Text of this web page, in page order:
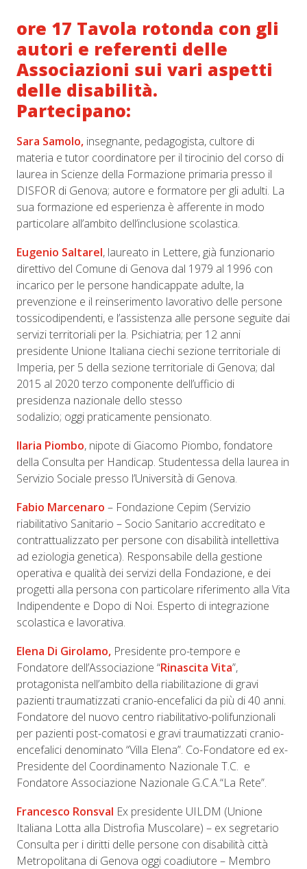
ore 17 Tavola rotonda con gli
autori e referenti delle
Associazioni sui vari aspetti
delle disabilità.
Partecipano:
Sara Samolo, insegnante, pedagogista, cultore di
materia e tutor coordinatore per il tirocinio del corso di
laurea in Scienze della Formazione primaria presso il
DISFOR di Genova; autore e formatore per gli adulti. La
sua formazione ed esperienza è afferente in modo
particolare all’ambito dell’inclusione scolastica.
Eugenio Saltarel, laureato in Lettere, già funzionario
direttivo del Comune di Genova dal 1979 al 1996 con
incarico per le persone handicappate adulte, la
prevenzione e il reinserimento lavorativo delle persone
tossicodipendenti, e l’assistenza alle persone seguite dai
servizi territoriali per la. Psichiatria; per 12 anni
presidente Unione Italiana ciechi sezione territoriale di
Imperia, per 5 della sezione territoriale di Genova; dal
2015 al 2020 terzo componente dell’ufficio di
presidenza nazionale dello stesso
sodalizio; oggi praticamente pensionato.
Ilaria Piombo, nipote di Giacomo Piombo, fondatore
della Consulta per Handicap. Studentessa della laurea in
Servizio Sociale presso l’Università di Genova.
Fabio Marcenaro – Fondazione Cepim (Servizio
riabilitativo Sanitario – Socio Sanitario accreditato e
contrattualizzato per persone con disabilità intellettiva
ad eziologia genetica). Responsabile della gestione
operativa e qualità dei servizi della Fondazione, e dei
progetti alla persona con particolare riferimento alla Vita
Indipendente e Dopo di Noi. Esperto di integrazione
scolastica e lavorativa.
Elena Di Girolamo, Presidente pro-tempore e
Fondatore dell’Associazione “Rinascita Vita”,
protagonista nell’ambito della riabilitazione di gravi
pazienti traumatizzati cranio-encefalici da più di 40 anni.
Fondatore del nuovo centro riabilitativo-polifunzionali
per pazienti post-comatosi e gravi traumatizzati cranio-
encefalici denominato “Villa Elena”. Co-Fondatore ed ex-
Presidente del Coordinamento Nazionale T.C. e
Fondatore Associazione Nazionale G.C.A.“La Rete”.
Francesco Ronsval Ex presidente UILDM (Unione
Italiana Lotta alla Distrofia Muscolare) – ex segretario
Consulta per i diritti delle persone con disabilità città
Metropolitana di Genova oggi coadiutore – Membro